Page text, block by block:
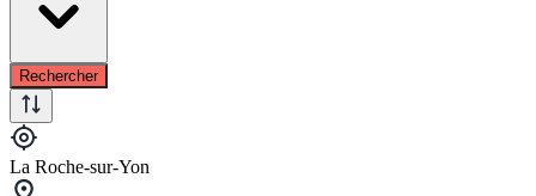
Rechercher
La Roche-sur-Yon